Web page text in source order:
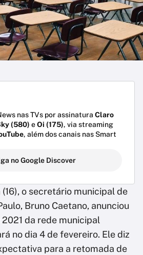
nas TVs por assinatura Claro
(580) eOi (175), via streaming
, além dos canais nas Smart
no Google Discover
o secretário municipal de
Bruno Caetano, anunciou
da rede municipal
no dia 4 de fevereiro. Ele diz
para a retomada de